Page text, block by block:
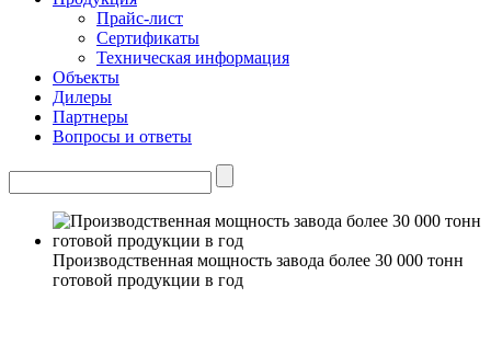
Прайс-лист
Сертификаты
Техническая информация
Объекты
Дилеры
Партнеры
Вопросы и ответы
Производственная мощность завода более 30 000 тонн
готовой продукции в год